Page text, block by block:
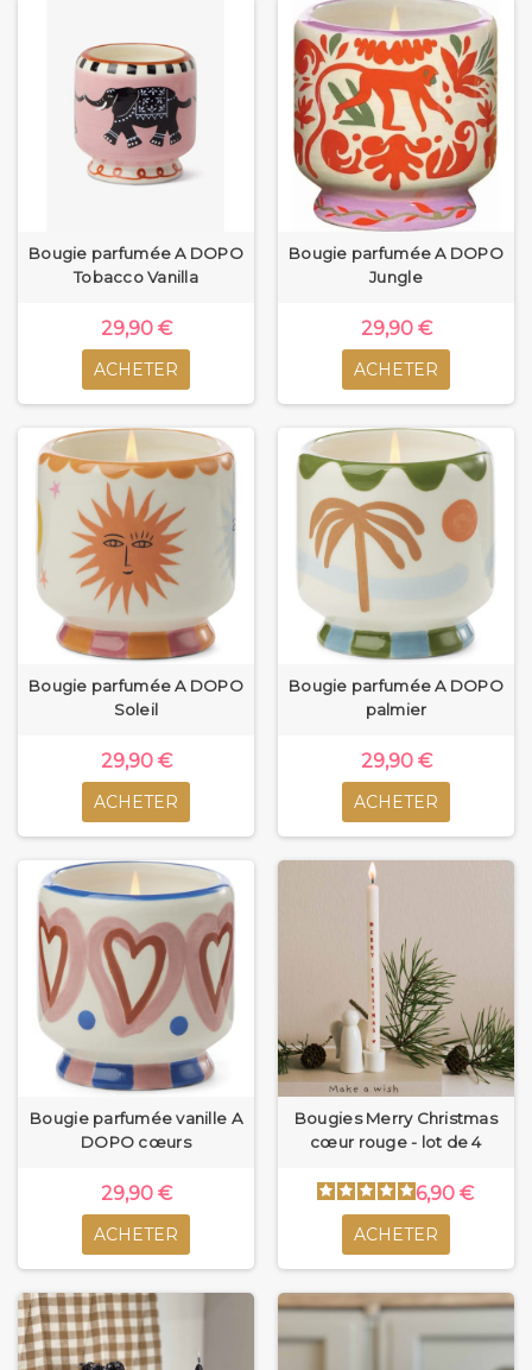
Bougie parfumée A DOPO
Tobacco Vanilla
29,90 €
ACHETER
Bougie parfumée A DOPO
Jungle
29,90 €
ACHETER
Bougie parfumée A DOPO
Soleil
29,90 €
ACHETER
Bougie parfumée A DOPO
palmier
29,90 €
ACHETER
Bougie parfumée vanille A
DOPO cœurs
29,90 €
ACHETER
Bougies Merry Christmas
cœur rouge - lot de 4
6,90 €
ACHETER